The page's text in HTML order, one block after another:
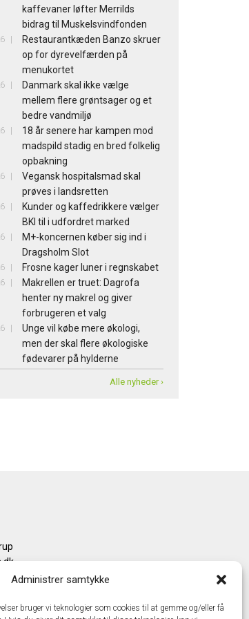
Administrer samtykke
bruger vi teknologier som cookies til at gemme og/eller få
kaffevaner løfter Merrilds
bidrag til Muskelsvindfonden
Restaurantkæden Banzo skruer
op for dyrevelfærden på
menukortet
Danmark skal ikke vælge
mellem flere grøntsager og et
bedre vandmiljø
18 år senere har kampen mod
madspild stadig en bred folkelig
opbakning
Vegansk hospitalsmad skal
prøves i landsretten
Kunder og kaffedrikkere vælger
BKI til i udfordret marked
M+-koncernen køber sig ind i
Dragsholm Slot
Frosne kager luner i regnskabet
Makrellen er truet: Dagrofa
henter ny makrel og giver
forbrugeren et valg
Unge vil købe mere økologi,
men der skal flere økologiske
fødevarer på hylderne
Alle nyheder ›
26 28